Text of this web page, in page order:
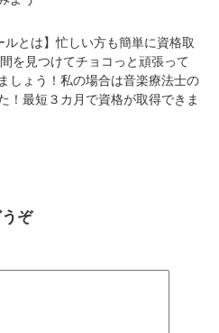
ルとは】忙しい方も簡単に資格取
を見つけてチョコっと頑張って
しょう！私の場合は音楽療法士の
！最短３カ月で資格が取得できま
ぞ